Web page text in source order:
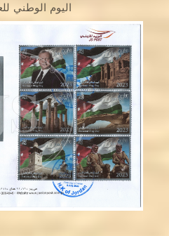
اليوم الوطني
BSEISO
2007